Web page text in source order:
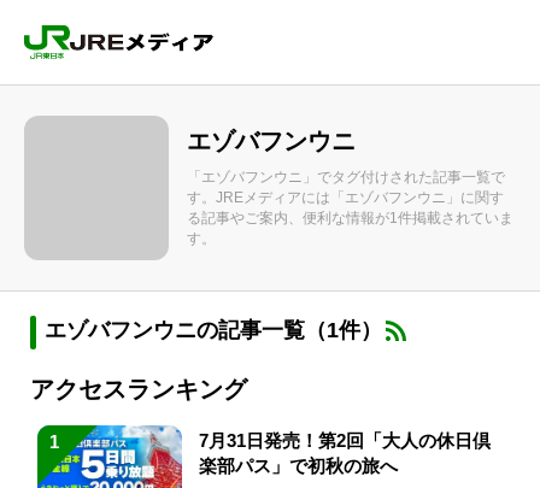
エゾバフンウニ
「エゾバフンウニ」でタグ付けされた記事一覧で
す。JREメディアには「エゾバフンウニ」に関す
る記事やご案内、便利な情報が1件掲載されていま
す。
エゾバフンウニの記事一覧（1件）
アクセスランキング
1
7月31日発売！第2回「大人の休日倶
楽部パス」で初秋の旅へ